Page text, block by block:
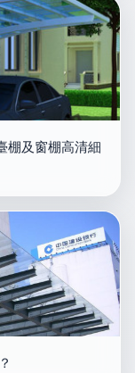
棚及窗棚高清細